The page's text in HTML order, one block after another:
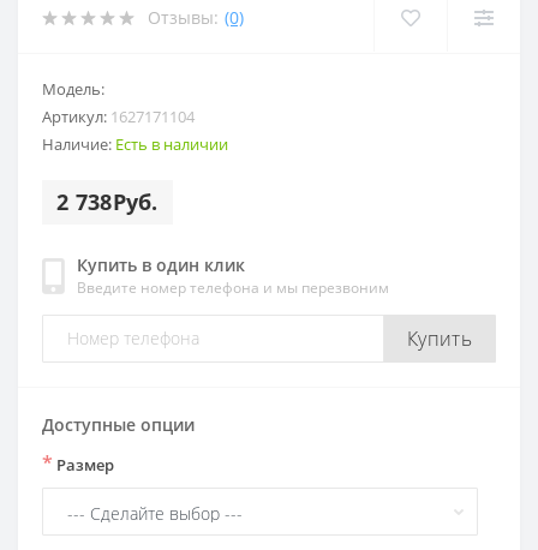
Отзывы: (0)
Модель:
Артикул: 1627171104
Наличие: Есть в наличии
2 738Руб.
Купить в один клик
Введите номер телефона и мы перезвоним
Купить
Доступные опции
* Размер